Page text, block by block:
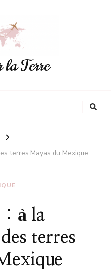
Terre
terres Mayas du Mexique
: à la
terres